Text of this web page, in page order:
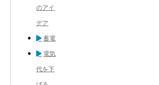
のアイ
デア
蓄電
電気
代を下